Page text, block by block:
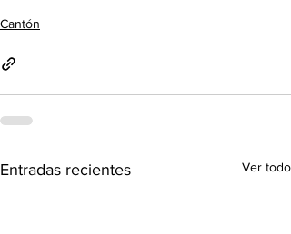
Cantón
Entradas recientes Ver todo